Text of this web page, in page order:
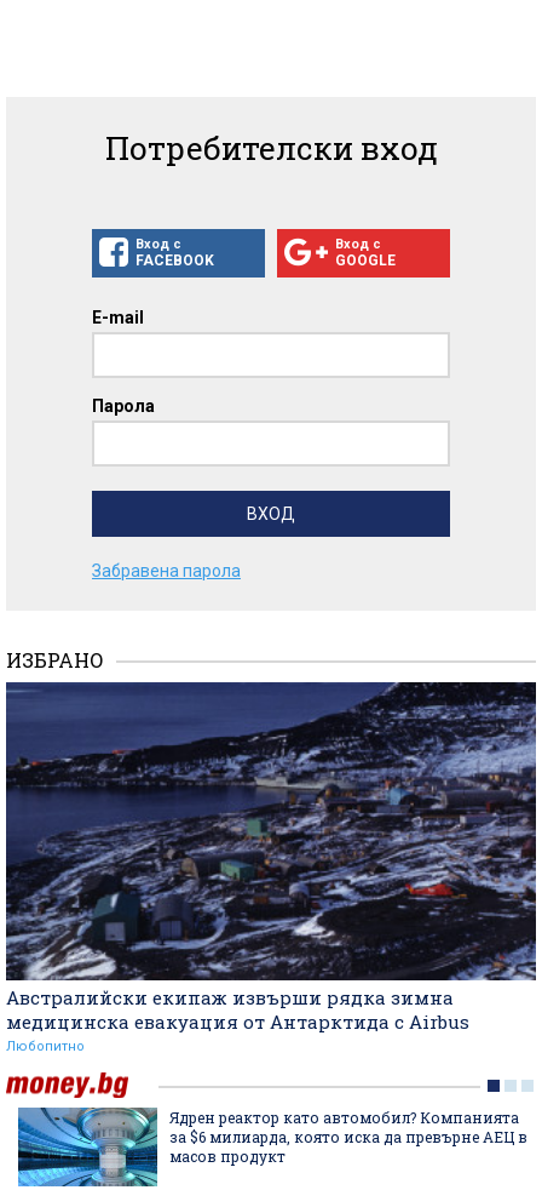
Потребителски вход
Вход с
FACEBOOK
Вход с
GOOGLE
E-mail
Парола
Забравена парола
ИЗБРАНО
Австралийски екипаж извърши рядка зимна
медицинска евакуация от Антарктида с Airbus
Любопитно
Ядрен реактор като автомобил? Компанията
за $6 милиарда, която иска да превърне АЕЦ в
масов продукт